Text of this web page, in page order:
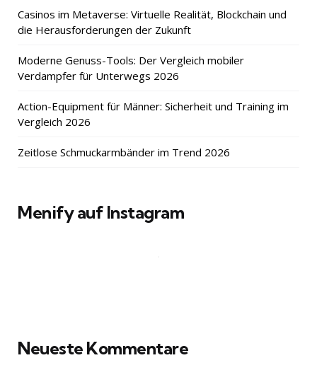
Casinos im Metaverse: Virtuelle Realität, Blockchain und
die Herausforderungen der Zukunft
Moderne Genuss-Tools: Der Vergleich mobiler
Verdampfer für Unterwegs 2026
Action-Equipment für Männer: Sicherheit und Training im
Vergleich 2026
Zeitlose Schmuckarmbänder im Trend 2026
Menify auf Instagram
Neueste Kommentare